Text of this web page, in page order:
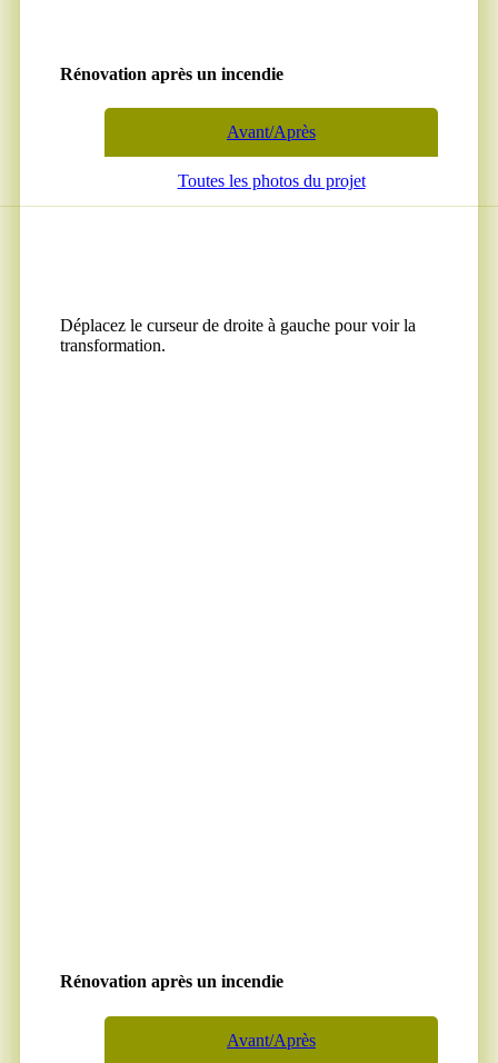
Rénovation après un incendie
Avant/Après
Toutes les photos du projet
Déplacez le curseur de droite à gauche pour voir la
transformation.
Rénovation après un incendie
Avant/Après